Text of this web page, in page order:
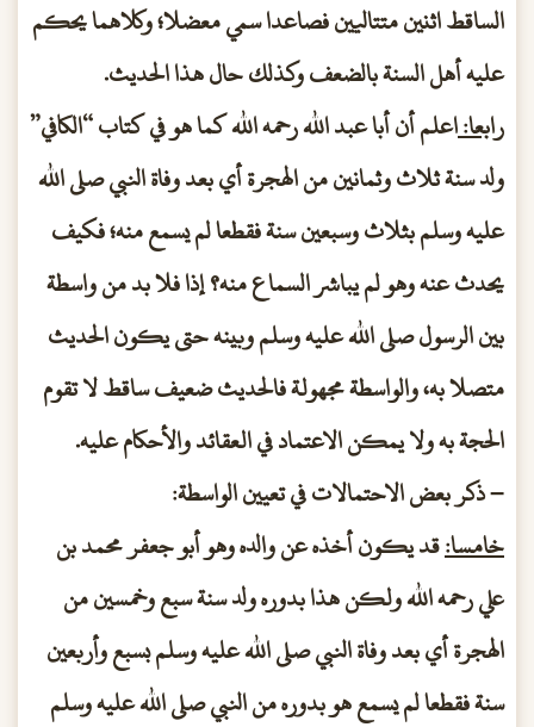
الساقط اثنين متتاليين فصاعدا سمي معضلا؛ وكلاهما يحكم
عليه أهل السنة بالضعف وكذلك حال هذا الحديث.
رابعا:اعلم أن أبا عبد الله رحمه الله كما هو في كتاب “الكافي”
ولد سنة ثلاث وثمانين من الهجرة أي بعد وفاة النبي صلى الله
عليه وسلم بثلاث وسبعين سنة فقطعا لم يسمع منه؛ فكيف
يحدث عنه وهو لم يباشر السماع منه؟ إذا فلا بد من واسطة
بين الرسول صلى الله عليه وسلم وبينه حتى يكون الحديث
متصلا به، والواسطة مجهولة فالحديث ضعيف ساقط لا تقوم
الحجة به ولا يمكن الاعتماد في العقائد والأحكام عليه.
– ذكر بعض الاحتمالات في تعيين الواسطة:
خامسا:قد يكون أخذه عن والده وهو أبو جعفر محمد بن
علي رحمه الله ولكن هذا بدوره ولد سنة سبع وخمسين من
الهجرة أي بعد وفاة النبي صلى الله عليه وسلم بسبع وأربعين
سنة فقطعا لم يسمع هو بدوره من النبي صلى الله عليه وسلم